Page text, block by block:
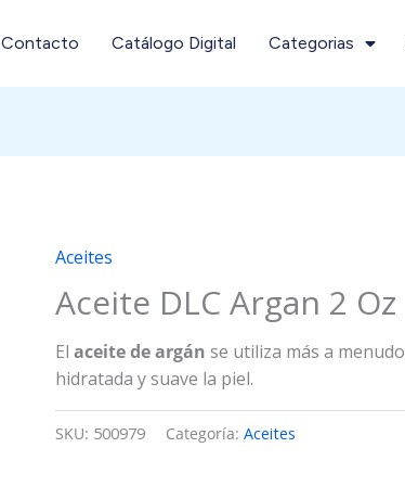
Contacto Catálogo Digital Categorias
Aceites
Aceite DLC Argan 2 Oz
Elaceite de argán se utiliza más a menudo
hidratada y suave la piel.
SKU: 500979 Categoría:Aceites